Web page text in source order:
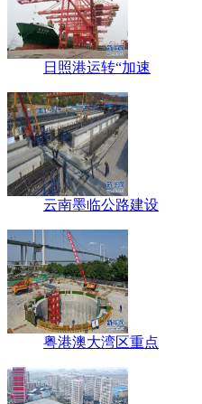
日照港运转“加速
云南墨临公路建设
粤港澳大湾区重点